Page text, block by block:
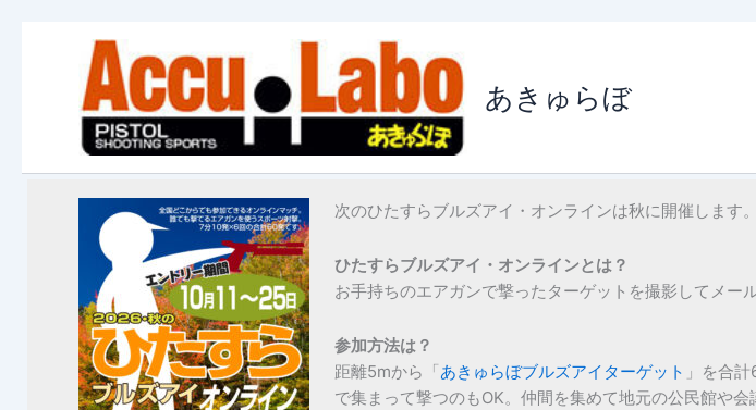
あきゅらぼ
次のひたすらブルズアイ・オンラインは秋に開催します
ひたすらブルズアイ・オンラインとは？
お手持ちのエアガンで撃ったターゲットを撮影してメー
参加方法は？
距離5mから「あきゅらぼブルズアイターゲット 」を合
で集まって撃つのもOK。仲間を集めて地元の公民館や